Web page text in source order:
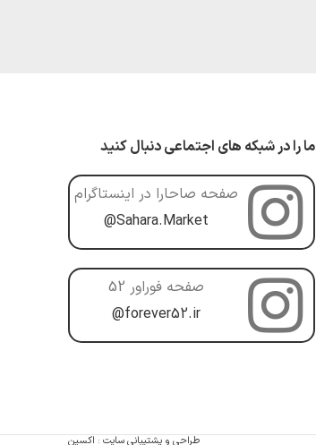
ما را در شبکه های اجتماعی دنبال کنید
صفحه صاحارا در اینستاگرام
@Sahara.Market
صفحه فوراور 52
@forever52.ir
طراحی و پشتیبانی سایت : اکسین